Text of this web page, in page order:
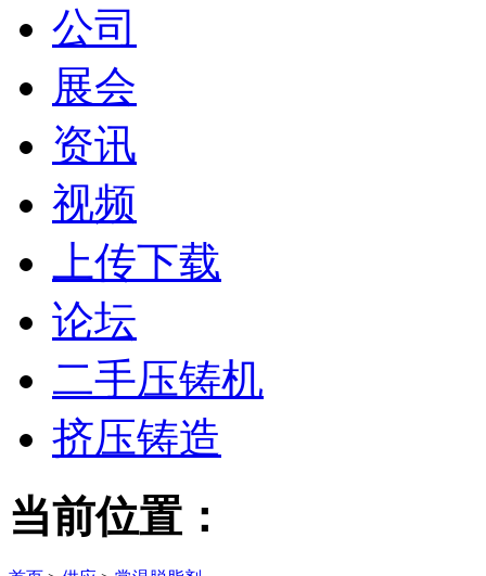
公司
展会
资讯
视频
上传下载
论坛
二手压铸机
挤压铸造
当前位置：